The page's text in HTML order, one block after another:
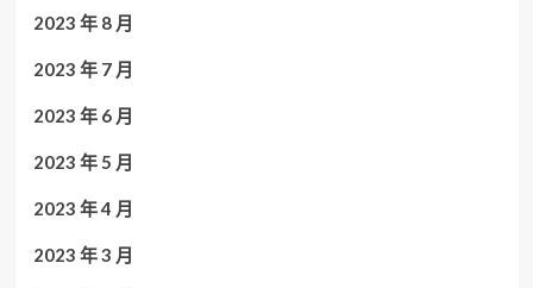
2023 年 8 月
2023 年 7 月
2023 年 6 月
2023 年 5 月
2023 年 4 月
2023 年 3 月